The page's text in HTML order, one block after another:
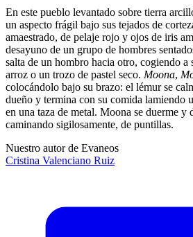
En este pueblo levantado sobre tierra
un aspecto frágil bajo sus tejados de
amaestrado, de pelaje rojo y ojos de iris
desayuno de un grupo de hombres
salta de un hombro hacia otro, cogiendo a
arroz o un trozo de pastel seco. Moona,
colocándolo bajo su brazo: el lémur se
dueño y termina con su comida lamiendo
en una taza de metal. Moona se duerme y
caminando sigilosamente, de puntillas.
Nuestro autor de Evaneos
Cristina Valenciano Ruiz